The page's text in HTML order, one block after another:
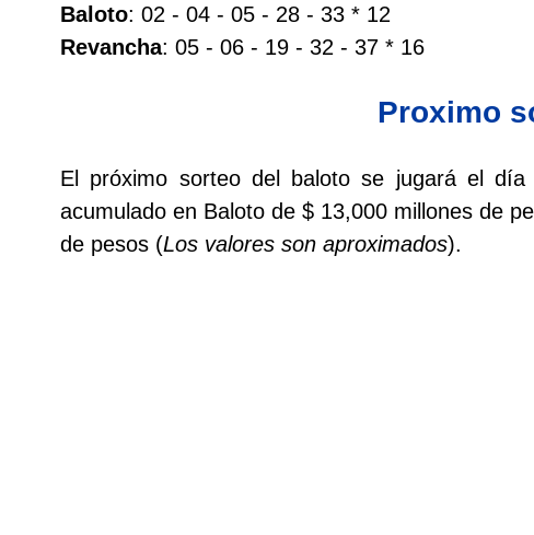
Paisita 3
Pick 3 Día
Baloto: 02 - 04 - 05 - 28 - 33 * 12
Revancha: 05 - 06 - 19 - 32 - 37 * 16
Proximo
El próximo sorteo del baloto se jugará el
acumulado en Baloto de $ 13,000 millones de
de pesos (Los valores son aproximados).